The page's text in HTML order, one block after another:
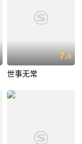
7.4
世事无常